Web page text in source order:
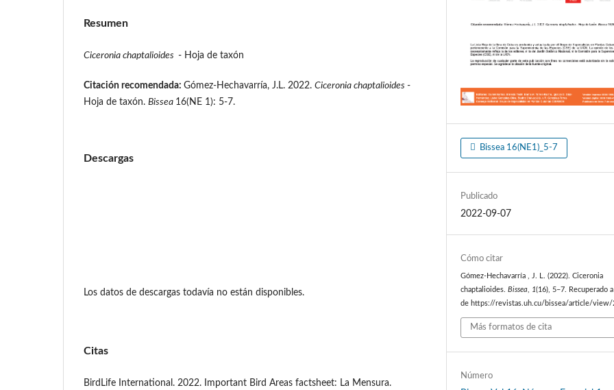
Resumen
Ciceronia chaptalioides - Hoja de taxón
Citación recomendada: Gómez-Hechavarría, J.L. 2022. Ciceronia chaptalioides -
Hoja de taxón. Bissea 16(NE 1): 5-7.
Descargas
Los datos de descargas todavía no están disponibles.
Citas
BirdLife International. 2022. Important Bird Areas factsheet: La Mensura.
Bissea 16(NE1)_5-7
Publicado
2022-09-07
Cómo citar
Gómez-Hechavarría , J. L. (2022). Ciceronia
chaptalioides.Bissea 1(16), 5–7. Recuperado
de https://revistas.uh.cu/bissea/article/view/
Más formatos de cita
Número